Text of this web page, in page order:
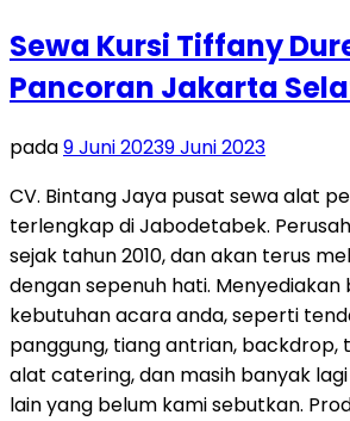
Sewa Kursi Tiffany
Pancoran Jakarta
pada9 Juni 20239 Juni 2023
CV. Bintang Jaya pusat sewa alat
terlengkap di Jabodetabek.
sejak tahun 2010, dan akan terus
dengan sepenuh hati. Menyediakan
kebutuhan acara anda, seperti
panggung, tiang antrian, backdrop,
alat catering, dan masih banyak
lain yang belum kami sebutkan.